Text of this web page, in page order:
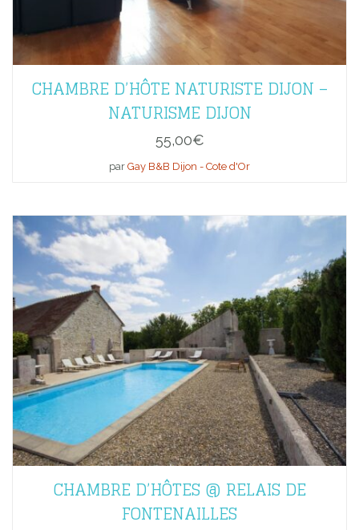
CHAMBRE D’HÔTE NATURISTE DIJON –
NATURISME DIJON
55,00€
par Gay B&B Dijon - Cote d'Or
CHAMBRE D’HÔTES @ RELAIS DE
FONTENAILLES